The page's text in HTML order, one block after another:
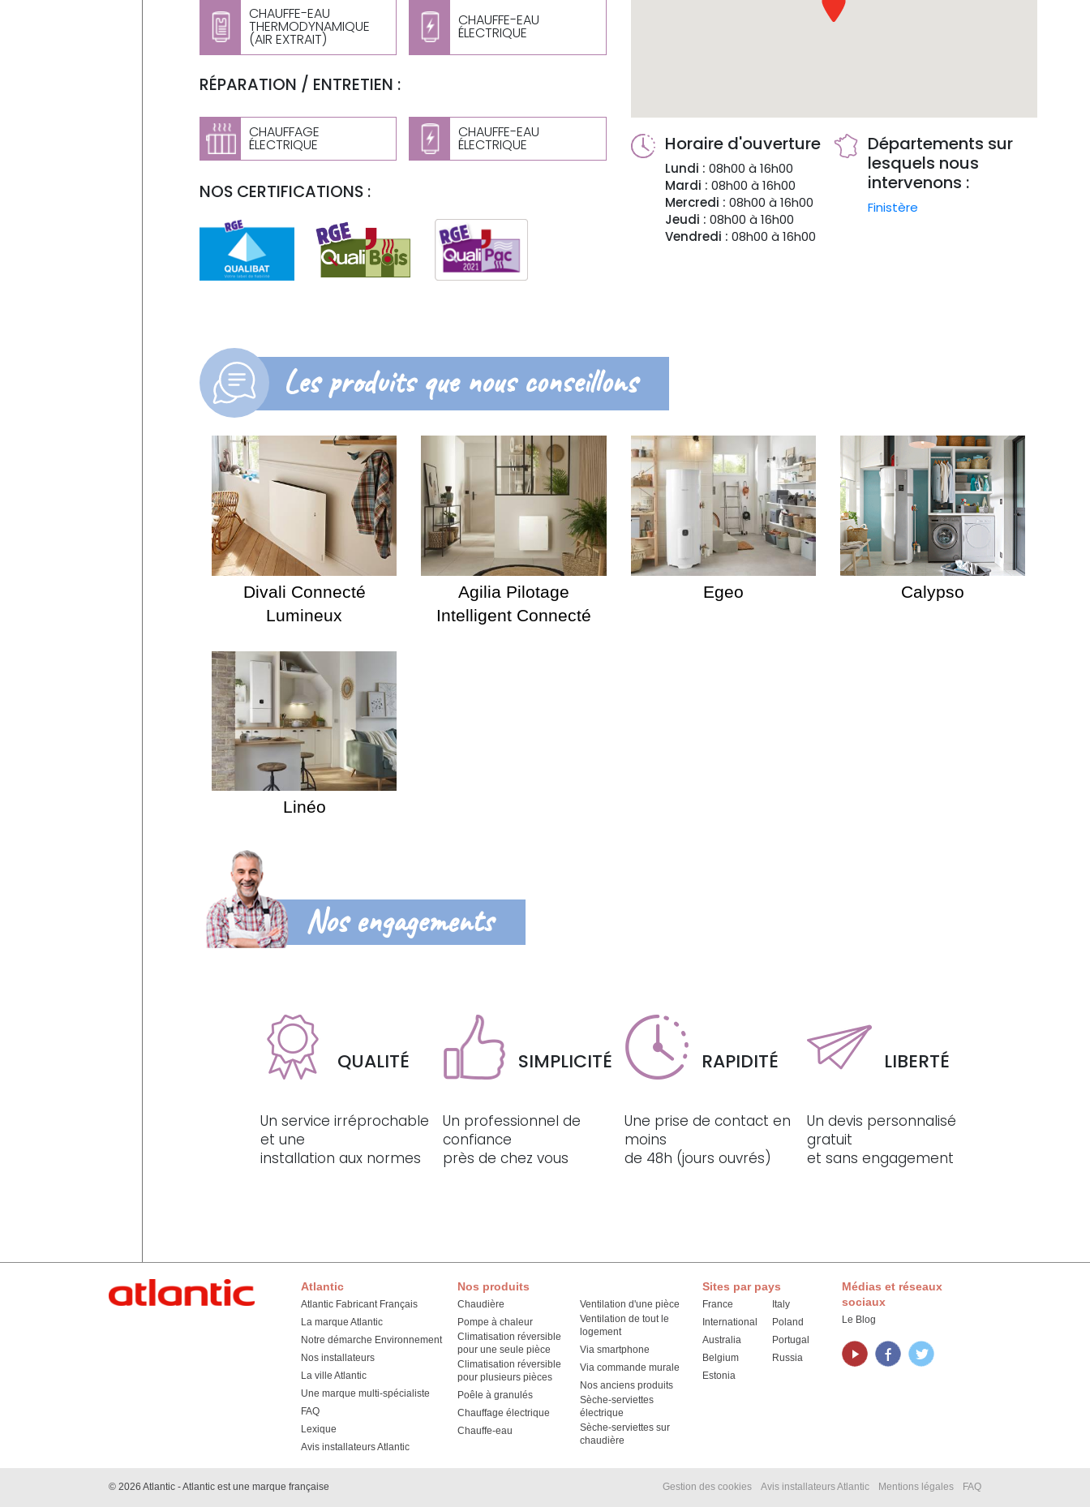
CHAUFFE-EAU
THERMODYNAMIQUE
(AIR EXTRAIT)
CHAUFFE-EAU
ÉLECTRIQUE
RÉPARATION / ENTRETIEN :
CHAUFFAGE
ÉLECTRIQUE
CHAUFFE-EAU
ÉLECTRIQUE
NOS CERTIFICATIONS :
Horaire d'ouverture
Lundi : 08h00 à 16h00
Mardi : 08h00 à 16h00
Mercredi : 08h00 à 16h00
Jeudi : 08h00 à 16h00
Vendredi : 08h00 à 16h00
Départements sur
lesquels nous
intervenons :
Finistère
Les produits que nous conseillons
Divali Connecté
Lumineux
Agilia Pilotage
Intelligent Connecté
Egeo Calypso
Linéo
Nos engagements
QUALITÉ
Un service irréprochable
et une
installation aux normes
SIMPLICITÉ
Un professionnel de
confiance
près de chez vous
RAPIDITÉ
Une prise de contact en
moins
de 48h (jours ouvrés)
LIBERTÉ
Un devis personnalisé
gratuit
et sans engagement
Atlantic
Atlantic Fabricant Français
La marque Atlantic
Notre démarche Environnement
Nos installateurs
La ville Atlantic
Une marque multi-spécialiste
FAQ
Lexique
Avis installateurs Atlantic
Nos produits
Chaudière
Pompe à chaleur
Climatisation réversible
pour une seule pièce
Climatisation réversible
pour plusieurs pièces
Poêle à granulés
Chauffage électrique
Chauffe-eau
Ventilation d'une pièce
Ventilation de tout le
logement
Via smartphone
Via commande murale
Nos anciens produits
Sèche-serviettes
électrique
Sèche-serviettes sur
chaudière
Sites par pays
France
International
Australia
Belgium
Estonia
Italy
Poland
Portugal
Russia
Médias et réseaux
sociaux
Le Blog
© 2026 Atlantic - Atlantic est une marque française Gestion des cookies Avis installateurs Atlantic Mentions légales FAQ